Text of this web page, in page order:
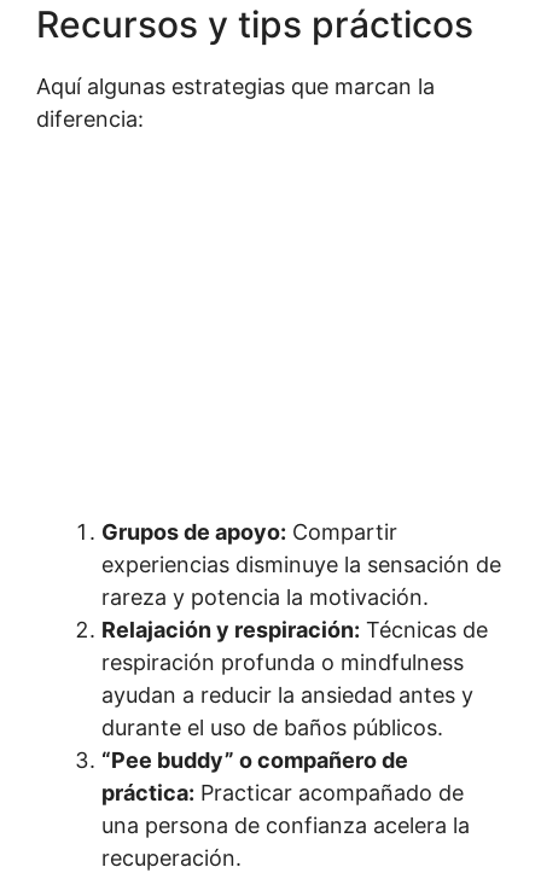
Recursos y tips prácticos
Aquí algunas estrategias que marcan la
diferencia:
Grupos de apoyo: Compartir
experiencias disminuye la sensación de
rareza y potencia la motivación.
Relajación y respiración: Técnicas de
respiración profunda o mindfulness
ayudan a reducir la ansiedad antes y
durante el uso de baños públicos.
“Pee buddy” o compañero de
práctica: Practicar acompañado de
una persona de confianza acelera la
recuperación.